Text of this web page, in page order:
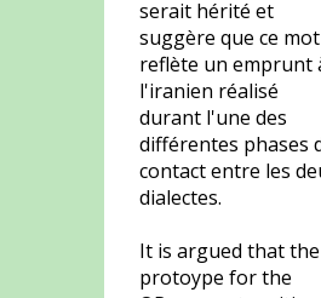
serait hérité et
suggère que ce mot
reflète un emprunt
l'iranien réalisé
durant l'une des
différentes phases
contact entre les
dialectes.
It is argued that the
protoype for the